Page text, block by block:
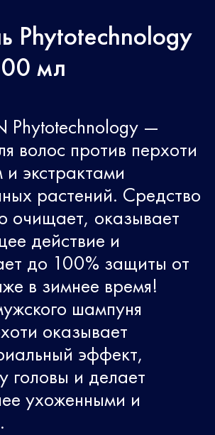
Phytotechnology
мл
Phytotechnology —
волос против перхоти
экстрактами
растений. Средство
очищает, оказывает
действие и
до 100% защиты от
в зимнее время!
шампуня
оказывает
эффект,
головы и делает
ухоженными и